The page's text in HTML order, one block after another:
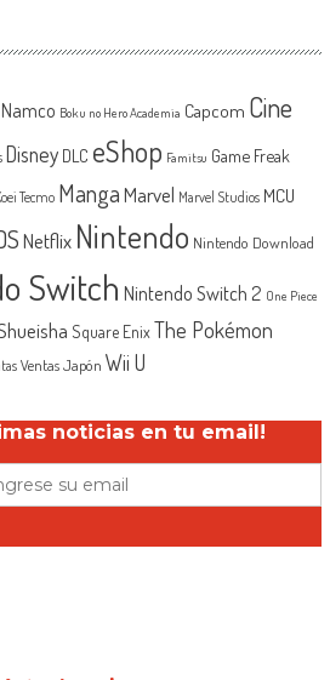
Boku no Hero Academia Capcom Cine
Disney DLC eShop Famitsu Game Freak
Tecmo MangaMarvel Marvel Studios MCU
Netflix Nintendo Nintendo Download
Switch Nintendo Switch 2 One Piece
Square EnixThe Pokémon
Ventas Japón Wii U
noticias en tu email!